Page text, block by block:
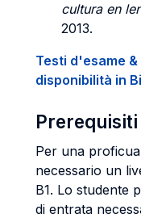
cultura en
2013.
Testi d'esame
disponibilità in
Prerequisiti
Per una
necessario un
B1. Lo studente
di entrata